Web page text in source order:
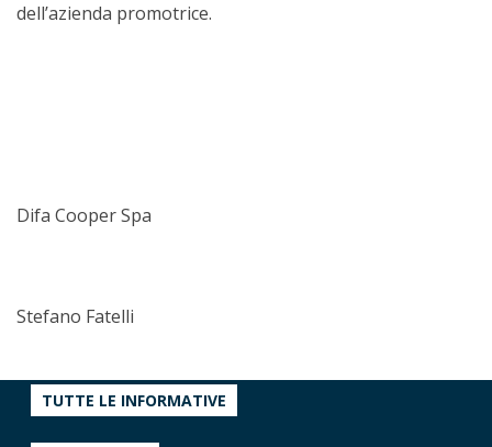
dell’azienda promotrice.
Difa Cooper Spa
Stefano Fatelli
TUTTE LE INFORMATIVE